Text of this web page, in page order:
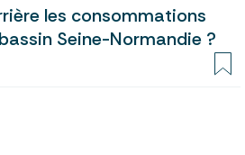
les consommations
Seine-Normandie ?